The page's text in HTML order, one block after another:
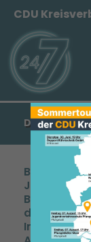
CDU
Beim
Jugenheim
Beerbach
den
In